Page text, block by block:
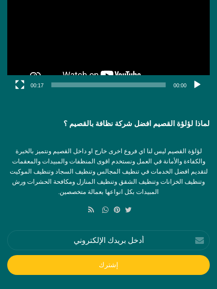
00:00
00:17
لماذا لؤلؤة القصيم افضل شركة نظافة بالقصيم ؟
لؤلؤة القصيم ليس لنا اي فروع اخرى خارج او داخل القصيم ونتميز بالخبرة
والكفاءة والأمانة في العمل ونستخدم اقوى المنظفات والمبيدات والمعقمات
لتقديم افضل الخدمات في تنظيف المجالس وتنظيف السجاد وتنظيف الموكيت
وتنظيف الخزانات وتنظيف الشقق وتنظيف المنازل ومكافحة الحشرات ورش
المبيدات بكل انواعها بعمالة متخصصين.
RSS
أدخل
بريدك
الإلكتروني